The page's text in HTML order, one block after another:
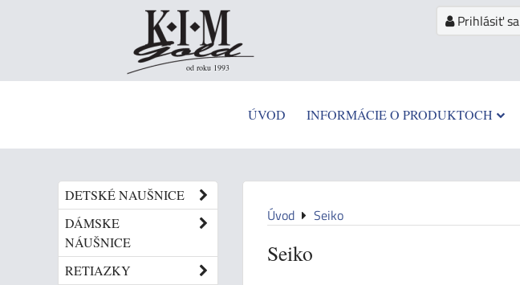
od roku 1993
Prihlásiť sa
ÚVOD INFORMÁCIE O PRODUKTOCH
Úvod Seiko
Seiko
DETSKÉ NAUŠNICE
DÁMSKE
NÁUŠNICE
RETIAZKY